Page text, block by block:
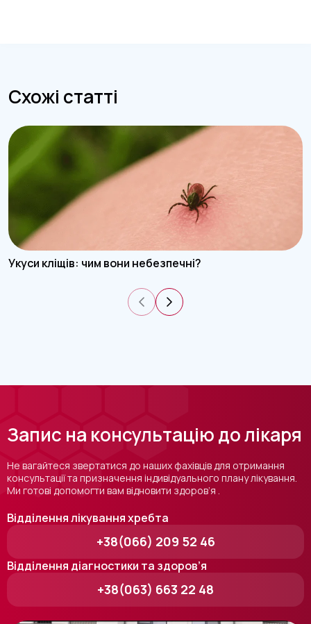
Схожі статті
Укуси кліщів: чим вони небезпечні?
Запис на консультацію до лікаря
Не вагайтеся звертатися до наших фахівців для отримання
консультації та призначення індивідуального плану лікування.
Ми готові допомогти вам відновити здоров’я .
Відділення лікування хребта
+38(066) 209 52 46
Відділення діагностики та здоров’я
+38(063) 663 22 48